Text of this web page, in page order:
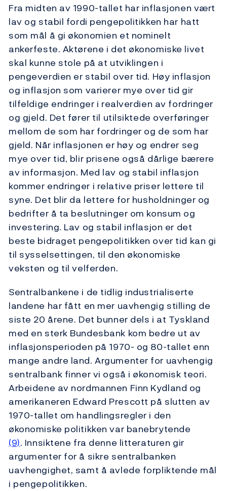
Fra midten av 1990-tallet har inflasjonen vært
lav og stabil fordi pengepolitikken har hatt
som mål å gi økonomien et nominelt
ankerfeste. Aktørene i det økonomiske livet
skal kunne stole på at utviklingen i
pengeverdien er stabil over tid. Høy inflasjon
og inflasjon som varierer mye over tid gir
tilfeldige endringer i realverdien av fordringer
og gjeld. Det fører til utilsiktede overføringer
mellom de som har fordringer og de som har
gjeld. Når inflasjonen er høy og endrer seg
mye over tid, blir prisene også dårlige bærere
av informasjon. Med lav og stabil inflasjon
kommer endringer i relative priser lettere til
syne. Det blir da lettere for husholdninger og
bedrifter å ta beslutninger om konsum og
investering. Lav og stabil inflasjon er det
beste bidraget pengepolitikken over tid kan gi
til sysselsettingen, til den økonomiske
veksten og til velferden.
Sentralbankene i de tidlig industrialiserte
landene har fått en mer uavhengig stilling de
siste 20 årene. Det bunner dels i at Tyskland
med en sterk Bundesbank kom bedre ut av
inflasjonsperioden på 1970- og 80-tallet enn
mange andre land. Argumenter for uavhengig
sentralbank finner vi også i økonomisk teori.
Arbeidene av nordmannen Finn Kydland og
amerikaneren Edward Prescott på slutten av
1970-tallet om handlingsregler i den
økonomiske politikken var banebrytende
(9). Innsiktene fra denne litteraturen gir
argumenter for å sikre sentralbanken
uavhengighet, samt å avlede forpliktende mål
i pengepolitikken.